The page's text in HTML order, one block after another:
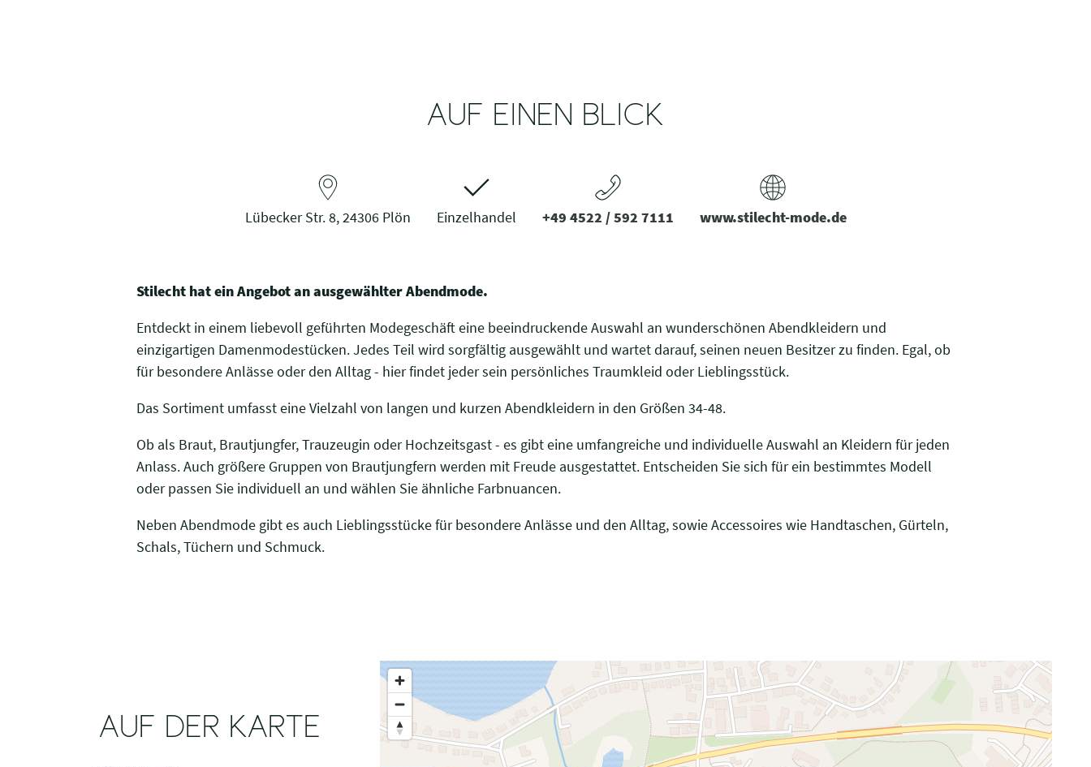
AUF EINEN BLICK
Lübecker Str. 8, 24306 Plön Einzelhandel +49 4522 / 592 7111 www.stilecht-mode.de
Stilecht hat ein Angebot an ausgewählter Abendmode.
Entdeckt in einem liebevoll geführten Modegeschäft eine beeindruckende Auswahl an wunderschönen Abendkleidern und
einzigartigen Damenmodestücken. Jedes Teil wird sorgfältig ausgewählt und wartet darauf, seinen neuen Besitzer zu finden. Egal, ob
für besondere Anlässe oder den Alltag - hier findet jeder sein persönliches Traumkleid oder Lieblingsstück.
Das Sortiment umfasst eine Vielzahl von langen und kurzen Abendkleidern in den Größen 34-48.
Ob als Braut, Brautjungfer, Trauzeugin oder Hochzeitsgast - es gibt eine umfangreiche und individuelle Auswahl an Kleidern für jeden
Anlass. Auch größere Gruppen von Brautjungfern werden mit Freude ausgestattet. Entscheiden Sie sich für ein bestimmtes Modell
oder passen Sie individuell an und wählen Sie ähnliche Farbnuancen.
Neben Abendmode gibt es auch Lieblingsstücke für besondere Anlässe und den Alltag, sowie Accessoires wie Handtaschen, Gürteln,
Schals, Tüchern und Schmuck.
AUF DER KARTE